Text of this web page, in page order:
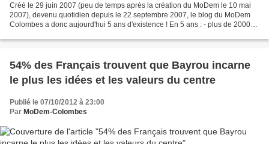
Créé le 29 juin 2007 (peu de temps après la création du MoDem le 10 mai
2007), devenu quotidien depuis le 22 septembre 2007, le blog du MoDem
Colombes a donc aujourd'hui 5 ans d'existence ! En 5 ans : - plus de 2000
54% des Français trouvent que Bayrou incarne
le plus les idées et les valeurs du centre
Publié le 07/10/2012 à 23:00
Par MoDem-Colombes